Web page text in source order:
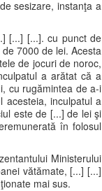
sesizare, instanţa a
[...] [...]. cu punct de
7000 de lei. Acesta
de jocuri de noroc,
a arătat că a
cu rugămintea de a-i
acesteia, inculpatul a
este de [...] de lei şi
în folosul
Ministerului
vătămate, [...] [...]
mai sus.